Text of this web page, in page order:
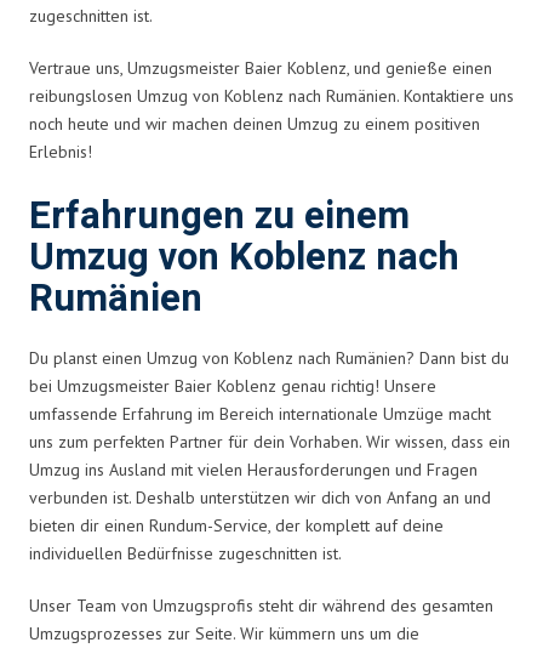
zugeschnitten ist.
Vertraue uns, Umzugsmeister Baier Koblenz, und genieße einen
reibungslosen Umzug von Koblenz nach Rumänien. Kontaktiere uns
noch heute und wir machen deinen Umzug zu einem positiven
Erlebnis!
Erfahrungen zu einem
Umzug von Koblenz nach
Rumänien
Du planst einen Umzug von Koblenz nach Rumänien? Dann bist du
bei Umzugsmeister Baier Koblenz genau richtig! Unsere
umfassende Erfahrung im Bereich internationale Umzüge macht
uns zum perfekten Partner für dein Vorhaben. Wir wissen, dass ein
Umzug ins Ausland mit vielen Herausforderungen und Fragen
verbunden ist. Deshalb unterstützen wir dich von Anfang an und
bieten dir einen Rundum-Service, der komplett auf deine
individuellen Bedürfnisse zugeschnitten ist.
Unser Team von Umzugsprofis steht dir während des gesamten
Umzugsprozesses zur Seite. Wir kümmern uns um die